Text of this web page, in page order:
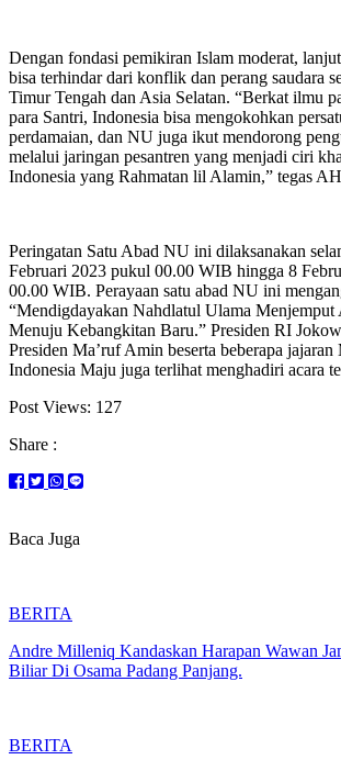
Dengan fondasi pemikiran Islam moderat,
bisa terhindar dari konflik dan perang saudara
Timur Tengah dan Asia Selatan. “Berkat ilmu
para Santri, Indonesia bisa mengokohkan
perdamaian, dan NU juga ikut mendorong
melalui jaringan pesantren yang menjadi ciri
Indonesia yang Rahmatan lil Alamin,” tegas
Peringatan Satu Abad NU ini dilaksanakan
Februari 2023 pukul 00.00 WIB hingga 8
00.00 WIB. Perayaan satu abad NU ini
“Mendigdayakan Nahdlatul Ulama Menjemput
Menuju Kebangkitan Baru.” Presiden RI
Presiden Ma’ruf Amin beserta beberapa
Indonesia Maju juga terlihat menghadiri acara
Post Views: 127
Share :
Baca Juga
BERITA
Andre Milleniq Kandaskan Harapan Wawan
Biliar Di Osama Padang Panjang.
BERITA